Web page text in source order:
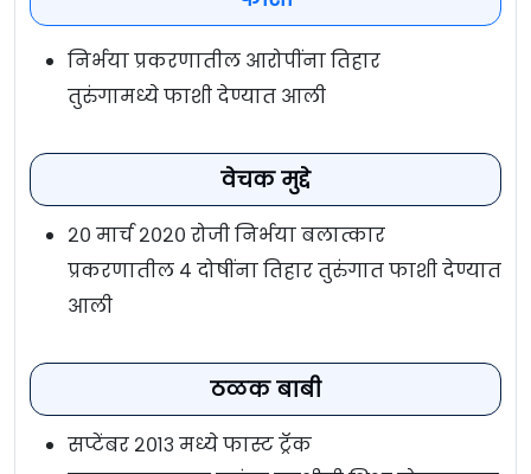
निर्भया प्रकरणातील आरोपींना तिहार
तुरुंगामध्ये फाशी देण्यात आली
वेचक मुद्दे
२० मार्च २०२० रोजी निर्भया बलात्कार
प्रकरणातील ४ दोषींना तिहार तुरुंगात फाशी देण्यात
आली
ठळक बाबी
सप्टेंबर २०१३ मध्ये फास्ट ट्रॅक